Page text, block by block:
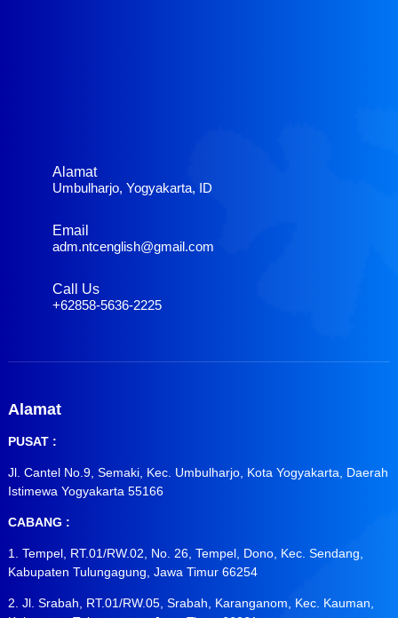
Alamat
Umbulharjo, Yogyakarta, ID
Email
adm.ntcenglish@gmail.com
Call Us
+62858-5636-2225
Alamat
PUSAT :
Jl. Cantel No.9, Semaki, Kec. Umbulharjo, Kota Yogyakarta, Daerah
Istimewa Yogyakarta 55166
CABANG :
1. Tempel, RT.01/RW.02, No. 26, Tempel, Dono, Kec. Sendang,
Kabupaten Tulungagung, Jawa Timur 66254
2. Jl. Srabah, RT.01/RW.05, Srabah, Karanganom, Kec. Kauman,